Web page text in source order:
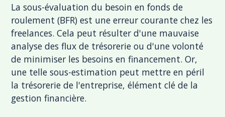
La sous-évaluation du besoin en fonds de
roulement (BFR) est une erreur courante chez les
freelances. Cela peut résulter d'une mauvaise
analyse des flux de trésorerie ou d'une volonté
de minimiser les besoins en financement. Or,
une telle sous-estimation peut mettre en péril
la trésorerie de l'entreprise, élément clé de la
gestion financière.